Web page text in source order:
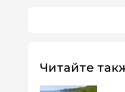
Читайте